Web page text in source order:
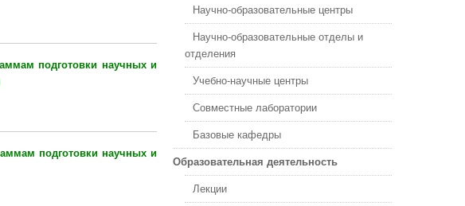
подготовки научных и
подготовки научных и
Научно-образовательные центры
Научно-образовательные отделы и
отделения
Учебно-научные центры
Совместные лаборатории
Базовые кафедры
Образовательная деятельность
Лекции